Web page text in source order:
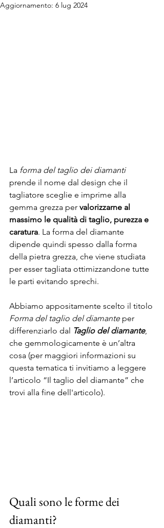
Aggiornamento: 6 lug 2024
La forma del taglio dei diamanti
prende il nome dal design che il
tagliatore sceglie e imprime alla
gemma grezza per valorizzarne al
massimo le qualità di taglio, purezza e
caratura. La forma del diamante
dipende quindi spesso dalla forma
della pietra grezza, che viene studiata
per esser tagliata ottimizzandone tutte
le parti evitando sprechi.
Abbiamo appositamente scelto il titolo
Forma del taglio del diamante per
differenziarlo dal Taglio del diamante,
che gemmologicamente è un’altra
cosa (per maggiori informazioni su
questa tematica ti invitiamo a leggere
l’articolo “Il taglio del diamante” che
trovi alla fine dell'articolo).
Quali sono le forme dei
diamanti?